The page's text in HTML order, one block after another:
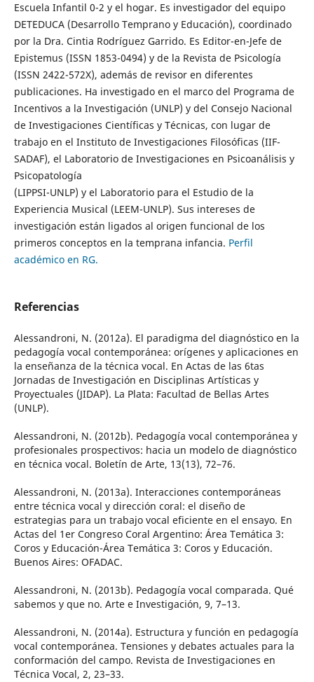
Escuela Infantil 0-2 y el hogar. Es investigador del equipo
DETEDUCA (Desarrollo Temprano y Educación), coordinado
por la Dra. Cintia Rodríguez Garrido. Es Editor-en-Jefe de
Epistemus (ISSN 1853-0494) y de la Revista de Psicología
(ISSN 2422-572X), además de revisor en diferentes
publicaciones. Ha investigado en el marco del Programa de
Incentivos a la Investigación (UNLP) y del Consejo Nacional
de Investigaciones Científicas y Técnicas, con lugar de
trabajo en el Instituto de Investigaciones Filosóficas (IIF-
SADAF), el Laboratorio de Investigaciones en Psicoanálisis y
Psicopatología
(LIPPSI-UNLP) y el Laboratorio para el Estudio de la
Experiencia Musical (LEEM-UNLP). Sus intereses de
investigación están ligados al origen funcional de los
primeros conceptos en la temprana infancia. Perfil
académico en RG.
Referencias
Alessandroni, N. (2012a). El paradigma del diagnóstico en la
pedagogía vocal contemporánea: orígenes y aplicaciones en
la enseñanza de la técnica vocal. En Actas de las 6tas
Jornadas de Investigación en Disciplinas Artísticas y
Proyectuales (JIDAP). La Plata: Facultad de Bellas Artes
(UNLP).
Alessandroni, N. (2012b). Pedagogía vocal contemporánea y
profesionales prospectivos: hacia un modelo de diagnóstico
en técnica vocal. Boletín de Arte, 13(13), 72–76.
Alessandroni, N. (2013a). Interacciones contemporáneas
entre técnica vocal y dirección coral: el diseño de
estrategias para un trabajo vocal eficiente en el ensayo. En
Actas del 1er Congreso Coral Argentino: Área Temática 3:
Coros y Educación-Área Temática 3: Coros y Educación.
Buenos Aires: OFADAC.
Alessandroni, N. (2013b). Pedagogía vocal comparada. Qué
sabemos y que no. Arte e Investigación, 9, 7–13.
Alessandroni, N. (2014a). Estructura y función en pedagogía
vocal contemporánea. Tensiones y debates actuales para la
conformación del campo. Revista de Investigaciones en
Técnica Vocal, 2, 23–33.